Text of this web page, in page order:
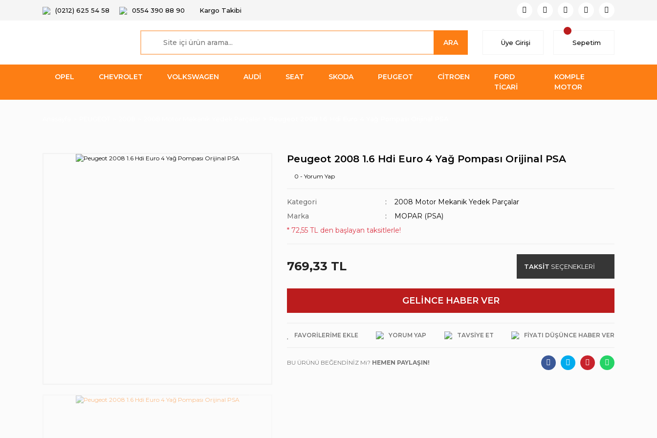
(0212) 625 54 58 0554 390 88 90 Kargo Takibi
ARA Üye Girişi Sepetim
OPEL CHEVROLET VOLKSWAGEN AUDİ SEAT SKODA PEUGEOT CİTROEN
FORD
TİCARİ
KOMPLE
MOTOR
Peugeot 2008 1.6 Hdi Euro 4 Yağ Pompası Orijinal PSA
0 - Yorum Yap
Kategori
2008 Motor Mekanik Yedek Parçalar
Marka
MOPAR (PSA)
* 72,55 TL den başlayan taksitlerle!
769,33 TL TAKSİT SEÇENEKLERİ
GELİNCE HABER VER
YORUM YAP TAVSIYE ET FIYATI DÜŞÜNCE HABER VER
BU ÜRÜNÜ BEĞENDİNİZ Mi? HEMEN PAYLAŞIN!